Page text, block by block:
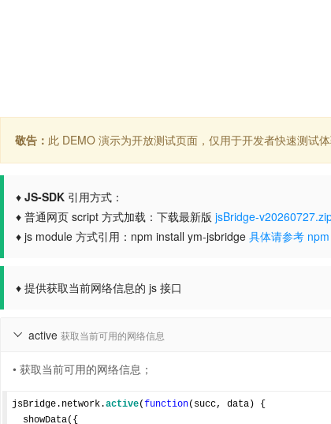
敬告： 此 DEMO 演示为开放测试页面，仅用于开发者快速测试
♦ JS-SDK 引用方式：
♦ 普通网页 script 方式加载：下载最新版 jsBridge-
♦ js module 方式引用：npm install ym-jsbridge 具体请参考
♦ 提供获取当前网络信息的 js 接口
active 获取当前可用的网络信息

• 获取当前可用的网络信息；
jsBridge.network.active(function( succ, data ) {